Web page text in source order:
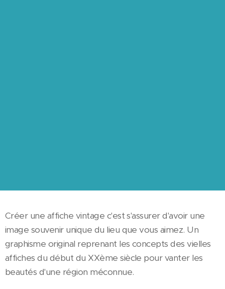
Créer une affiche vintage c'est s'assurer d'avoir une
image souvenir unique du lieu que vous aimez. Un
graphisme original reprenant les concepts des vielles
affiches du début du XXème siècle pour vanter les
beautés d'une région méconnue.